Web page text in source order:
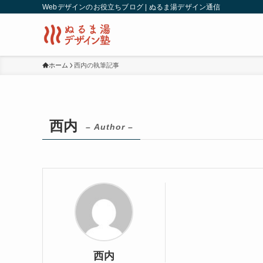
Webデザインのお役立ちブログ | ぬるま湯デザイン通信
ホーム 西内の執筆記事
西内 – Author –
西内